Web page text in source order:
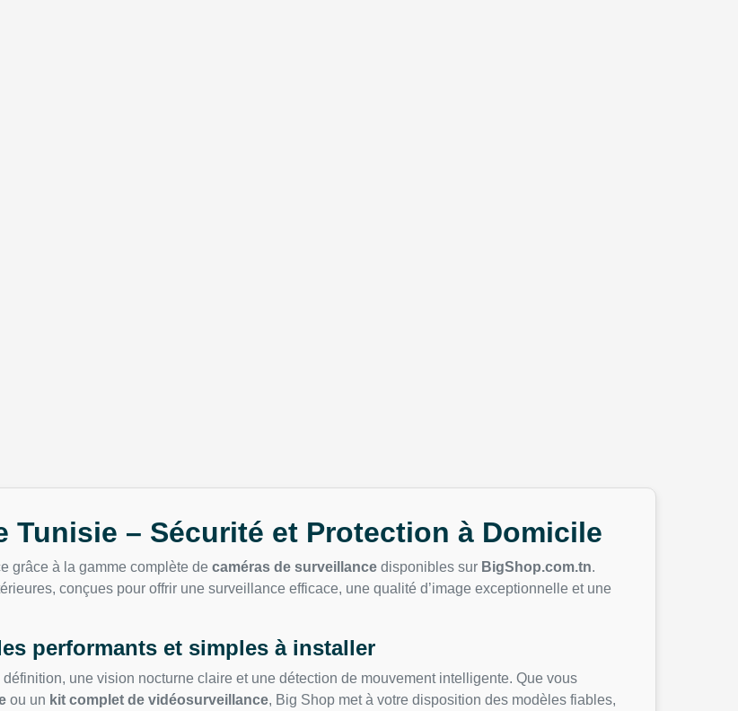
Tunisie – Sécurité et Protection à Domicile
grâce à la gamme complète decaméras de surveillance disponibles sur BigShop.com.tn.
conçues pour offrir une surveillance efficace, une qualité d’image exceptionnelle et une
performants et simples à installer
une vision nocturne claire et une détection de mouvement intelligente. Que vous
ou un kit complet de vidéosurveillance, Big Shop met à votre disposition des modèles fiables,